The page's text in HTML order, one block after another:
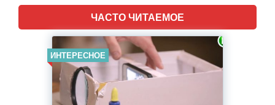
ЧАСТО ЧИТАЕМОЕ
ИНТЕРЕСНОЕ